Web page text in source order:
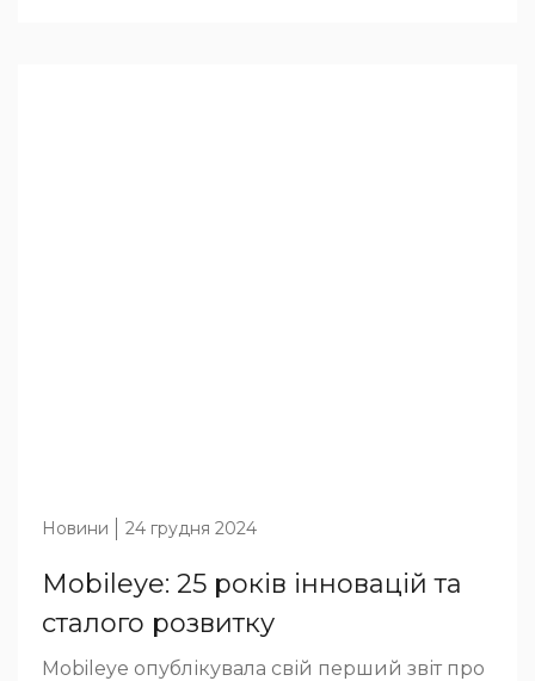
Новини 24 грудня 2024
Mobileye: 25 років інновацій та
сталого розвитку
Mobileye опублікувала свій перший звіт про